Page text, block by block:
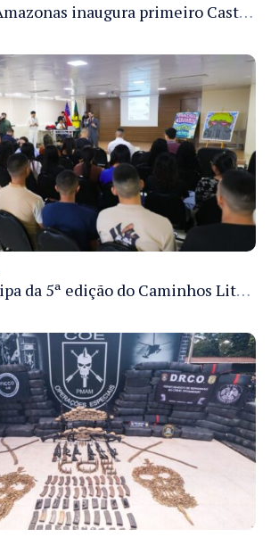
Governo do Amazonas inaugura primeiro Castramóvel Fluvial para atendimento veterinário às comunidades ribeirinhas e castração gratuita
Sejusc participa da 5ª edição do Caminhos Literários com foco na cultura hip-hop nas unidades socioeducativas